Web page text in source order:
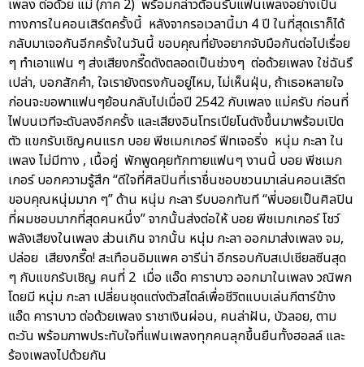
เพลง ต่อด้วย แม่ (ภาค 2) พร้อมกล่าวต้อนรับแฟนเพลงอย่างเป็น
ทางการในคอนเสิร์ตครั้งนี้ หลังจากรอเวลานี้มา 4 ปี ในที่สุดเราก็ได้
กลับมาเจอกันอีกครั้งในวันนี้ ขอบคุณที่ยังอยากจับมือกันต่อไปเรื่อย
ๆ ทำเอาแฟน ๆ ส่งเสียงกรี๊ดดังตลอดเป็นช่วงๆ ต่อด้วยเพลง ใช่ฉันรึ
เปล่า, บอกสักคำ, ใจเรายังตรงกันอยู่ไหม, ไม่เห็นฝุ่น, ถ้าเธอหลายใจ
ก่อนจะขอพาแฟนๆย้อนกลับไปเมื่อปี 2542 กับเพลง แม่ครับ ก่อนที่
ไฟบนเวทีจะดับลงอีกครั้ง และเสียงอินโทรเปียโนดังขึ้นมาพร้อมเปิด
ตัว แขกรับเชิญคนแรก บอย พีชเมกเกอร์ ฟีทเจอริ่ง หนุ่ม กะลา ใน
เพลง ไม่มีทาง , เนื้อคู่ พักพูดคุยทักทายแฟนๆ งานนี้ บอย พีชเมก
เกอร์ บอกความรู้สึก “ดีใจที่ศิลปินที่เราชื่นชอบชวนมาเล่นคอนเสิร์ต
ขอบคุณหนุ่มมาก ๆ” ด้าน หนุ่ม กะลา รีบบอกทันที “พี่บอยเป็นศิลปิน
ที่ผมชอบมากที่สุดคนหนึ่ง” จากนั้นส่งต่อให้ บอย พีชเมกเกอร์ โชว์
พลังเสียงในเพลง ส่วนเกิน จากนั้น หนุ่ม กะลา ออกมาส่งเพลง จม,
ปล่อย เสียงกรี๊ด! สะเทือนอิมแพค อารีน่า อีกรอบกับสเปเชียลซีนสุด
ๆ กับแขกรับเชิญ คนที่ 2 เมื่อ แอ๊ด คาราบาว ออกมาในเพลง วณิพก
โดยมี หนุ่ม กะลา เปลี่ยนชุดแต่งตัวสไตล์เพื่อชีวิตแบบเล่นกีตาร์ข้าง
แอ๊ด คาราบาว ต่อด้วยเพลง ราชาเงินผ่อน, คนล่าฝัน, บัวลอย, ตาม
ตะวัน พร้อมภาพประทับใจที่แฟนเพลงทุกคนลุกขึ้นยืนทั้งฮอลล์ และ
ร้องเพลงไปด้วยกัน